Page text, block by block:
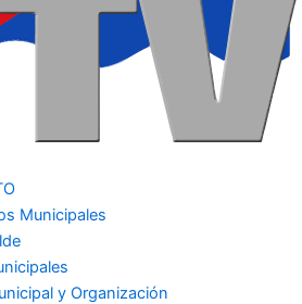
Municipales
y Organización